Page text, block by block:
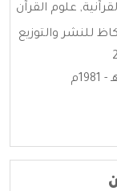
, علوم القرآن
للنشر والتوزيع